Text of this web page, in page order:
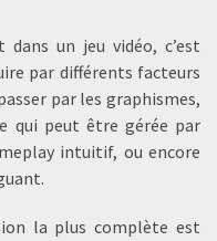
un jeu vidéo, c’est
par différents facteurs
par les graphismes,
qui peut être gérée par
intuitif, ou encore
la plus complète est